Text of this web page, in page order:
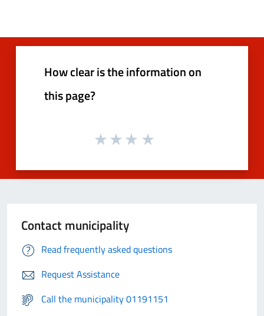
How clear is the information on
this page?
Contact municipality
Read frequently asked questions
Request Assistance
Call the municipality 01191151